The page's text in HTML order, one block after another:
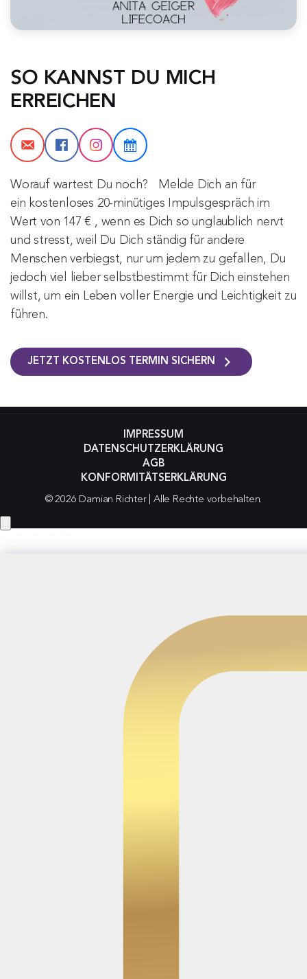
SO KANNST DU MICH
ERREICHEN
Worauf wartest Du noch? Melde Dich an für
ein kostenloses 20-minütiges Impulsgespräch im
Wert von 147 € , wenn es Dich so unglaublich nervt
und stresst, weil Du Dich ständig für andere
Menschen verbiegst, nur um jedem zu gefallen, Du
jedoch viel lieber selbstbestimmt für Dich einstehen
willst, um ein Leben voller Energie und Leichtigkeit zu
führen.
JETZT KOSTENLOS TERMIN SICHERN
© 2026 Damian Richter | Alle Rechte vorbehalten.
IMPRESSUM
DATENSCHUTZERKLÄRUNG
AGB
KONFORMITÄTSERKLÄRUNG